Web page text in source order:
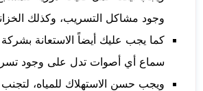
وجود مشاكل التسريب، وكذلك
كما يجب عليك أيضاً الاستعانة
سماع أي أصوات تدل على وجود
ويجب حسن الاستهلاك للمياه،